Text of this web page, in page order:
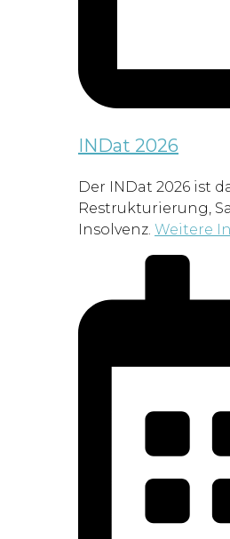
INDat 2026
Der INDat 2026 ist
Restrukturierung,
Insolvenz. Weitere